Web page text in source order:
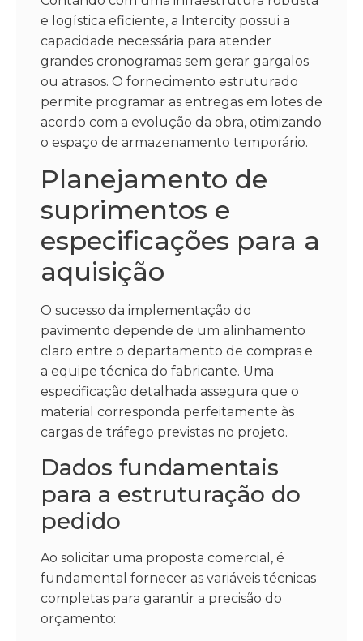
e logística eficiente, a Intercity possui a
capacidade necessária para atender
grandes cronogramas sem gerar gargalos
ou atrasos. O fornecimento estruturado
permite programar as entregas em lotes de
acordo com a evolução da obra, otimizando
o espaço de armazenamento temporário.
Planejamento de
suprimentos e
especificações para a
aquisição
O sucesso da implementação do
pavimento depende de um alinhamento
claro entre o departamento de compras e
a equipe técnica do fabricante. Uma
especificação detalhada assegura que o
material corresponda perfeitamente às
cargas de tráfego previstas no projeto.
Dados fundamentais
para a estruturação do
pedido
Ao solicitar uma proposta comercial, é
fundamental fornecer as variáveis técnicas
completas para garantir a precisão do
orçamento: